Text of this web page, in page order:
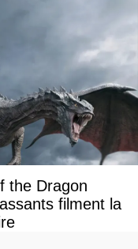
the Dragon
filment la